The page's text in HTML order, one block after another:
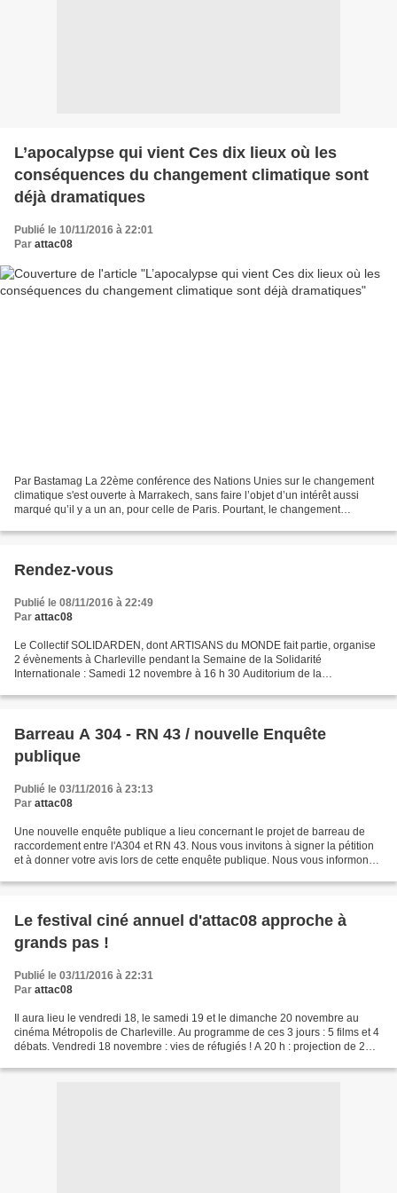
L’apocalypse qui vient Ces dix lieux où les
conséquences du changement climatique sont
déjà dramatiques
Publié le 10/11/2016 à 22:01
Par attac08
Par Bastamag La 22ème conférence des Nations Unies sur le changement
climatique s'est ouverte à Marrakech, sans faire l’objet d’un intérêt aussi
marqué qu’il y a un an, pour celle de Paris. Pourtant, le changement
Rendez-vous
Publié le 08/11/2016 à 22:49
Par attac08
Le Collectif SOLIDARDEN, dont ARTISANS du MONDE fait partie, organise
2 évènements à Charleville pendant la Semaine de la Solidarité
Internationale : Samedi 12 novembre à 16 h 30 Auditorium de la
Barreau A 304 - RN 43 / nouvelle Enquête
publique
Publié le 03/11/2016 à 23:13
Par attac08
Une nouvelle enquête publique a lieu concernant le projet de barreau de
raccordement entre l'A304 et RN 43. Nous vous invitons à signer la pétition
et à donner votre avis lors de cette enquête publique. Nous vous informons
Le festival ciné annuel d'attac08 approche à
grands pas !
Publié le 03/11/2016 à 22:31
Par attac08
Il aura lieu le vendredi 18, le samedi 19 et le dimanche 20 novembre au
cinéma Métropolis de Charleville. Au programme de ces 3 jours : 5 films et 4
débats. Vendredi 18 novembre : vies de réfugiés ! A 20 h : projection de 2